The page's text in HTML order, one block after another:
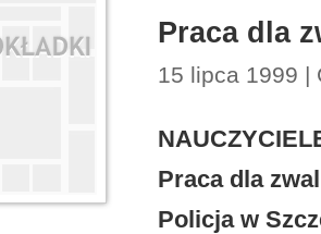
Praca dla
15 lipca 1999 |
Praca dla
Policja w